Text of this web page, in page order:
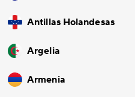
Antillas Holandesas
Argelia
Armenia